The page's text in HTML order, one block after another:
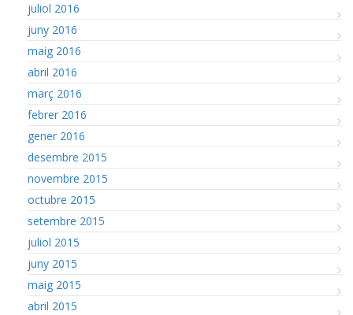
juliol 2016
juny 2016
maig 2016
abril 2016
març 2016
febrer 2016
gener 2016
desembre 2015
novembre 2015
octubre 2015
setembre 2015
juliol 2015
juny 2015
maig 2015
abril 2015